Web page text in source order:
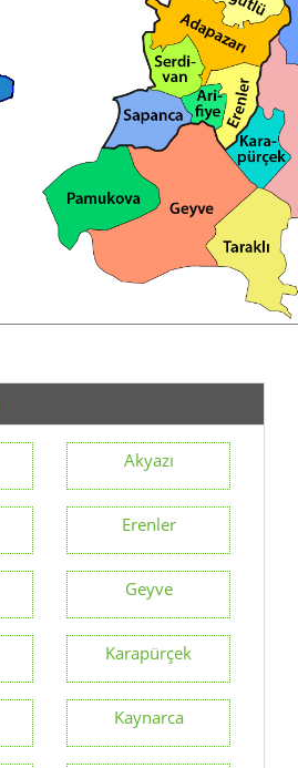
Akyazı
Erenler
Geyve
Karapürçek
Kaynarca